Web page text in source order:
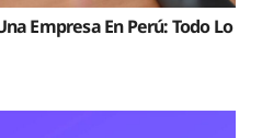
Empresa En Perú: Todo Lo